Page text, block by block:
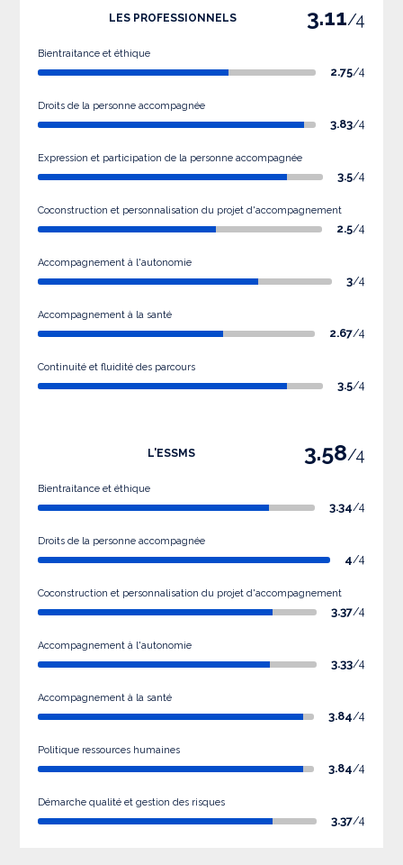
LES PROFESSIONNELS 3.11/4
Bientraitance et éthique
2.75/4
Droits de la personne accompagnée
3.83/4
Expression et participation de la personne accompagnée
3.5/4
Coconstruction et personnalisation du projet d'accompagnement
2.5/4
Accompagnement à l'autonomie
3/4
Accompagnement à la santé
2.67/4
Continuité et fluidité des parcours
3.5/4
L'ESSMS 3.58/4
Bientraitance et éthique
3.34/4
Droits de la personne accompagnée
4/4
Coconstruction et personnalisation du projet d'accompagnement
3.37/4
Accompagnement à l'autonomie
3.33/4
Accompagnement à la santé
3.84/4
Politique ressources humaines
3.84/4
Démarche qualité et gestion des risques
3.37/4